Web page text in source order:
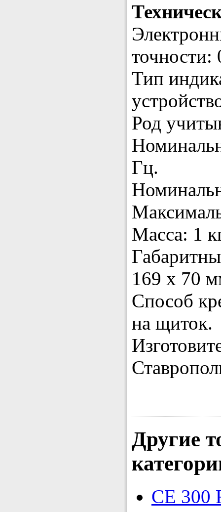
точности:
Тип
Род
Гц.
Масса: 1
169 х 70
Способ
на щиток.
Другие
CE 300